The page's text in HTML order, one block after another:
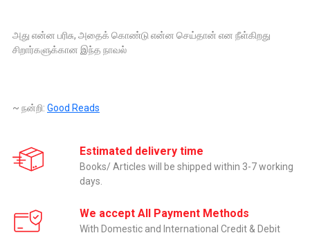
அது என்ன பரிசு, அதைக் கொண்டு என்ன செய்தான் என நீள்கிறது
சிறார்களுக்கான இந்த நாவல்
~ நன்றி: Good Reads
Estimated delivery time
Books/ Articles will be shipped within 3-7 working
days.
We accept All Payment Methods
With Domestic and International Credit & Debit